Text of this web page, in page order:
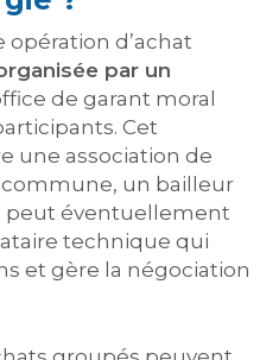
opération d’achat
par un
de garant moral
Cet
une association de
un bailleur
peut éventuellement
technique qui
et gère la négociation